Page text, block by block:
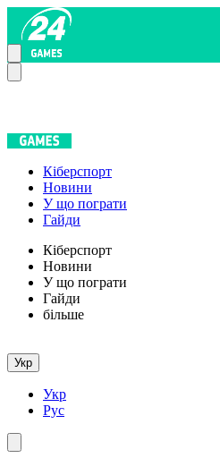
Кіберспорт
Новини
У що пограти
Гайди
Кіберспорт
Новини
У що пограти
Гайди
більше
Укр
Укр
Рус